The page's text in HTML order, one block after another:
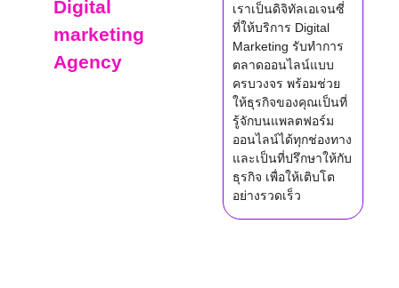
Digital
marketing
Agency
เราเป็นดิจิทัลเอเจนซี่
ที่ให้บริการ Digital
Marketing รับทำการ
ตลาดออนไลน์แบบ
ครบวงจร พร้อมช่วย
ให้ธุรกิจของคุณเป็นที่
รู้จักบนแพลตฟอร์ม
ออนไลน์ได้ทุกช่องทาง
และเป็นที่ปรึกษาให้กับ
ธุรกิจ เพื่อให้เติบโต
อย่างรวดเร็ว